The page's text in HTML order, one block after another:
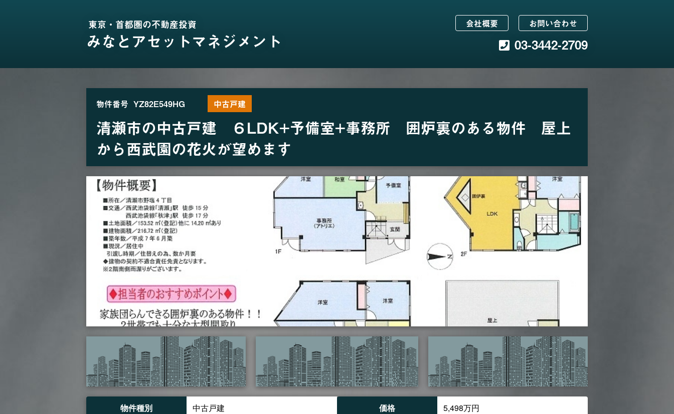
東京・首都圏の不動産投資
みなとアセットマネジメント
会社概要 お問い合わせ
03-3442-2709
物件番号 YZ82E549HG 中古戸建
清瀬市の中古戸建 ６LDK+予備室+事務所 囲炉裏のある物件 屋上
から西武園の花火が望めます
物件種別 中古戸建 価格 5,498万円